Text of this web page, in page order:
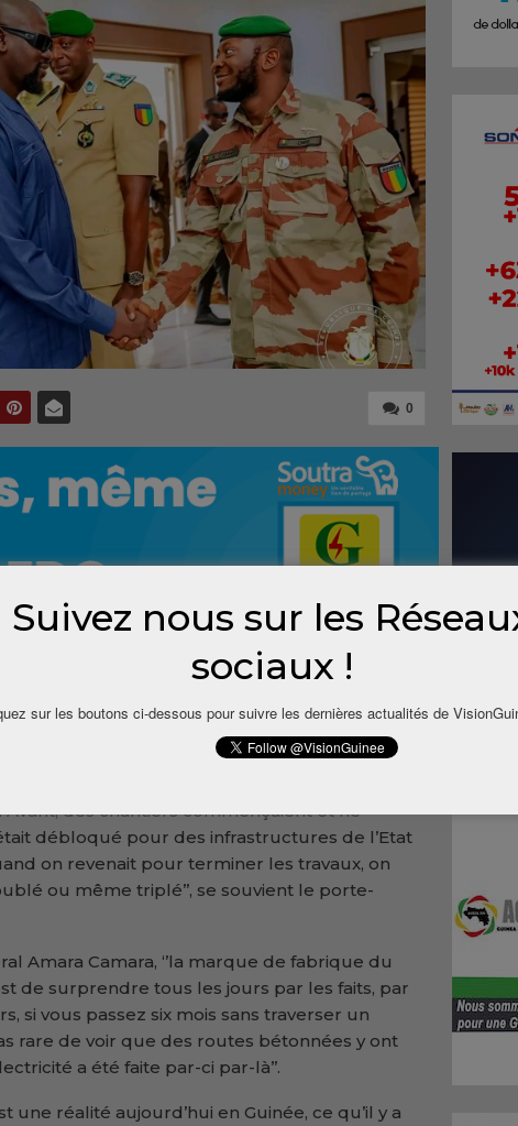
0
du Comité national du
(CNRD) au pouvoir, il y a un suivi
secrétaire général de la Présidence
en Guinée.
Avant, des chantiers commençaient et ne
débloqué pour des infrastructures de l’Etat
on revenait pour terminer les travaux, on
ou même triplé’’, se souvient le porte-
Amara Camara, ‘’la marque de fabrique du
de surprendre tous les jours par les faits, par
si vous passez six mois sans traverser un
rare de voir que des routes bétonnées y ont
a été faite par-ci par-là’’.
une réalité aujourd’hui en Guinée, ce qu’il y a
Suivez nous sur les
sociaux !
sur les boutons ci-dessous pour suivre les dernières actualités de